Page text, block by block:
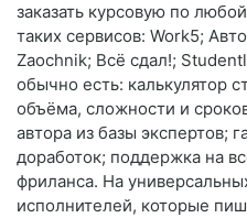
заказать курсовую по
таких сервисов: Work5;
Zaochnik; Всё сдал!;
обычно есть: калькулятор
объёма, сложности и
автора из базы экспертов;
доработок; поддержка на
фриланса. На
исполнителей, которые